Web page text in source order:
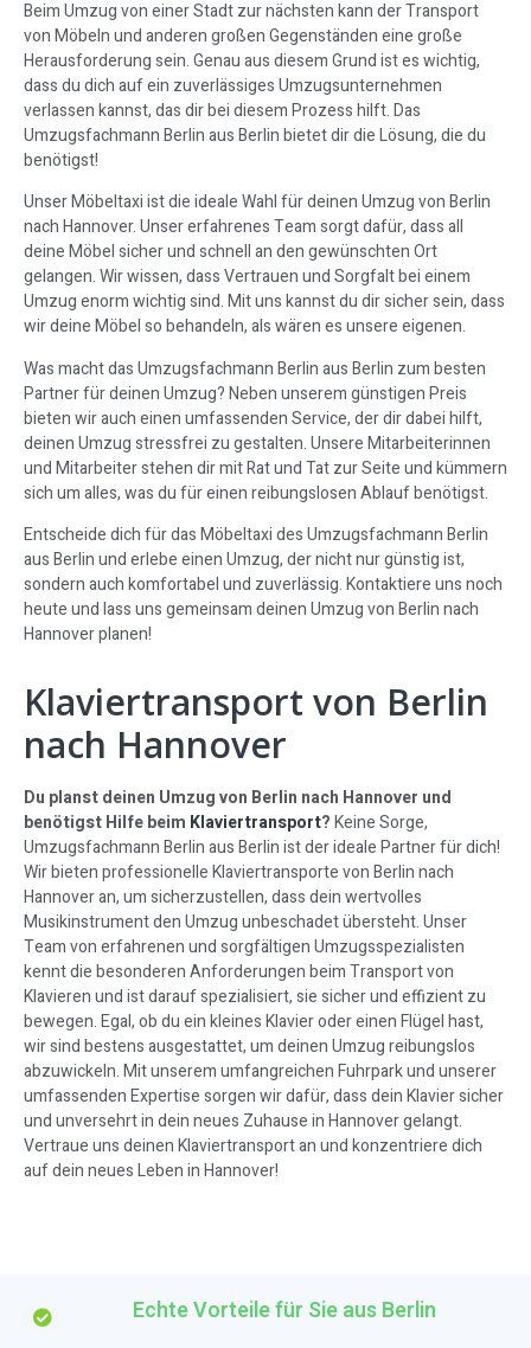
Beim Umzug von einer Stadt zur nächsten kann der Transport
von Möbeln und anderen großen Gegenständen eine große
Herausforderung sein. Genau aus diesem Grund ist es wichtig,
dass du dich auf ein zuverlässiges Umzugsunternehmen
verlassen kannst, das dir bei diesem Prozess hilft. Das
Umzugsfachmann Berlin aus Berlin bietet dir die Lösung, die du
benötigst!
Unser Möbeltaxi ist die ideale Wahl für deinen Umzug von Berlin
nach Hannover. Unser erfahrenes Team sorgt dafür, dass all
deine Möbel sicher und schnell an den gewünschten Ort
gelangen. Wir wissen, dass Vertrauen und Sorgfalt bei einem
Umzug enorm wichtig sind. Mit uns kannst du dir sicher sein, dass
wir deine Möbel so behandeln, als wären es unsere eigenen.
Was macht das Umzugsfachmann Berlin aus Berlin zum besten
Partner für deinen Umzug? Neben unserem günstigen Preis
bieten wir auch einen umfassenden Service, der dir dabei hilft,
deinen Umzug stressfrei zu gestalten. Unsere Mitarbeiterinnen
und Mitarbeiter stehen dir mit Rat und Tat zur Seite und kümmern
sich um alles, was du für einen reibungslosen Ablauf benötigst.
Entscheide dich für das Möbeltaxi des Umzugsfachmann Berlin
aus Berlin und erlebe einen Umzug, der nicht nur günstig ist,
sondern auch komfortabel und zuverlässig. Kontaktiere uns noch
heute und lass uns gemeinsam deinen Umzug von Berlin nach
Hannover planen!
Klaviertransport von Berlin
nach Hannover
Du planst deinen Umzug von Berlin nach Hannover und
benötigst Hilfe beim Klaviertransport?Keine Sorge,
Umzugsfachmann Berlin aus Berlin ist der ideale Partner für dich!
Wir bieten professionelle Klaviertransporte von Berlin nach
Hannover an, um sicherzustellen, dass dein wertvolles
Musikinstrument den Umzug unbeschadet übersteht. Unser
Team von erfahrenen und sorgfältigen Umzugsspezialisten
kennt die besonderen Anforderungen beim Transport von
Klavieren und ist darauf spezialisiert, sie sicher und effizient zu
bewegen. Egal, ob du ein kleines Klavier oder einen Flügel hast,
wir sind bestens ausgestattet, um deinen Umzug reibungslos
abzuwickeln. Mit unserem umfangreichen Fuhrpark und unserer
umfassenden Expertise sorgen wir dafür, dass dein Klavier sicher
und unversehrt in dein neues Zuhause in Hannover gelangt.
Vertraue uns deinen Klaviertransport an und konzentriere dich
auf dein neues Leben in Hannover!
Echte Vorteile für Sie aus Berlin